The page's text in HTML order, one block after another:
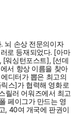
뇌 손상 전문의이자
로 등재되었다. [아마
[워싱턴포스트], [선데
서 항상 이름을 찾아
디터가 뽑은 최고의
스]가 협력해 영화로
릴러 어워즈에서 최고
페이그가 만드는 영
, 40여 개국에 판권이